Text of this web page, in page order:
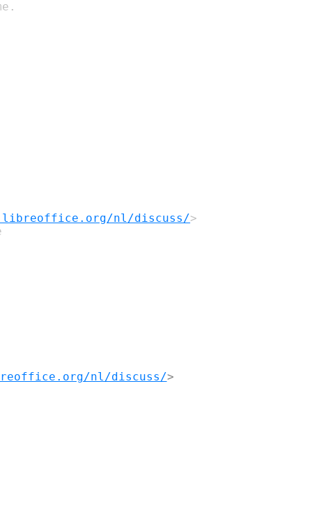
nl/discuss/>
nl/discuss/>